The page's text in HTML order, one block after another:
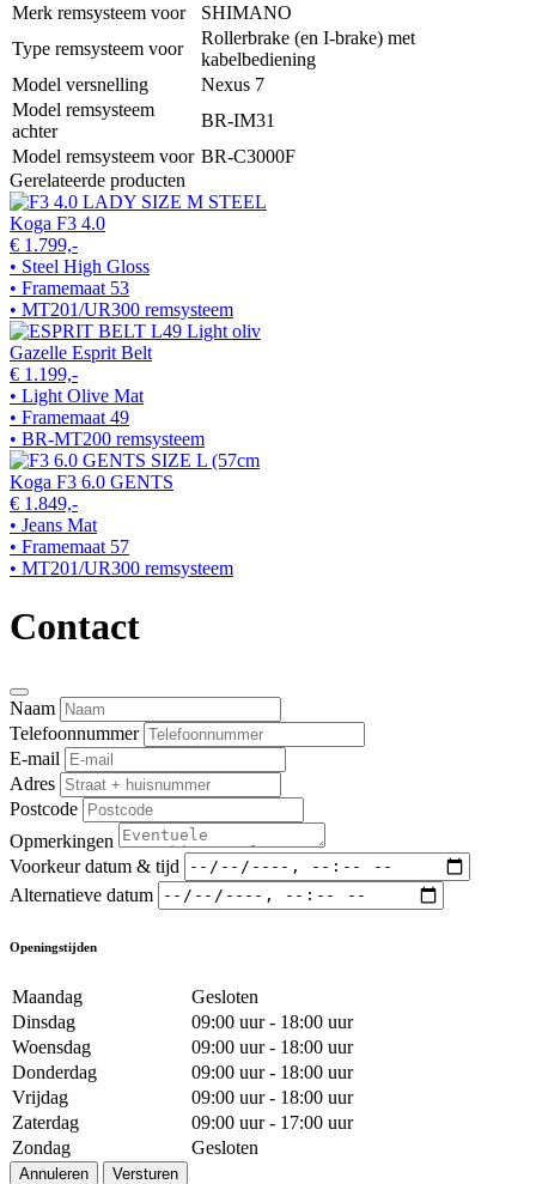
Merk remsysteem voor
SHIMANO
Type remsysteem voor
Rollerbrake (en I-brake) met
kabelbediening
Model versnelling
Nexus 7
Model remsysteem
achter
BR-IM31
Model remsysteem voor BR-C3000F
Gerelateerde producten
Koga F3 4.0
€ 1.799,-
• Steel High Gloss
• Framemaat 53
• MT201/UR300 remsysteem
Gazelle Esprit Belt
€ 1.199,-
• Light Olive Mat
• Framemaat 49
• BR-MT200 remsysteem
Koga F3 6.0 GENTS
€ 1.849,-
• Jeans Mat
• Framemaat 57
• MT201/UR300 remsysteem
Contact
Naam
Telefoonnummer
E-mail
Adres
Postcode
Opmerkingen
Voorkeur datum & tijd
Alternatieve datum
Openingstijden
Maandag
Gesloten
Dinsdag
09:00 uur - 18:00 uur
Woensdag
09:00 uur - 18:00 uur
Donderdag
09:00 uur - 18:00 uur
Vrijdag
09:00 uur - 18:00 uur
Zaterdag
09:00 uur - 17:00 uur
Zondag
Gesloten
Annuleren Versturen